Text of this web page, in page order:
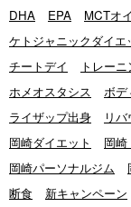
DHA EPA MCTオ
ケトジャニックダイエ
チートデイ
トレー
ホメオスタシス
ボデ
ライザップ出身
リ
岡崎ダイエット
岡
岡崎パーソナルジム
断食
新キャンペーン